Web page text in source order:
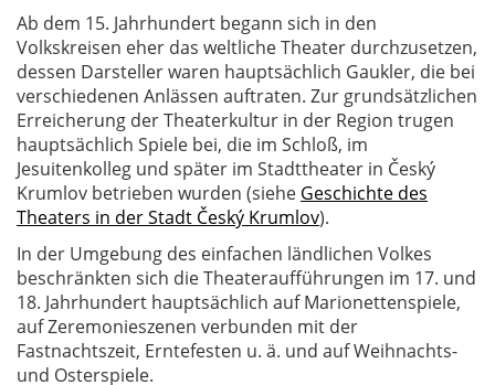
Ab dem 15. Jahrhundert begann sich in den
Volkskreisen eher das weltliche Theater durchzusetzen,
dessen Darsteller waren hauptsächlich Gaukler, die bei
verschiedenen Anlässen auftraten. Zur grundsätzlichen
Erreicherung der Theaterkultur in der Region trugen
hauptsächlich Spiele bei, die im Schloß, im
Jesuitenkolleg und später im Stadttheater in Český
Krumlov betrieben wurden (siehe Geschichte des
Theaters in der Stadt Český Krumlov).
In der Umgebung des einfachen ländlichen Volkes
beschränkten sich die Theateraufführungen im 17. und
18. Jahrhundert hauptsächlich auf Marionettenspiele,
auf Zeremonieszenen verbunden mit der
Fastnachtszeit, Erntefesten u. ä. und auf Weihnachts-
und Osterspiele.